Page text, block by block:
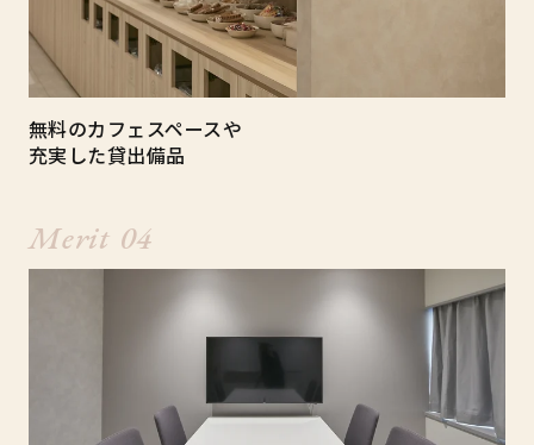
無料のカフェスペースや
充実した貸出備品
Merit 04